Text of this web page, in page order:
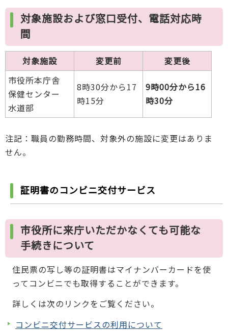
対象施設および窓口受付、電話対応時
間
対象施設 変更前
変更後
市役所本庁舎
保健センター
水道部
8時30分から17
時15分
9時00分から16
時30分
注記：職員の勤務時間、対象外の施設に変更はありま
せん。
証明書のコンビニ交付サービス
市役所に来庁いただかなくても可能な
手続きについて
住民票の写し等の証明書はマイナンバーカードを使
ってコンビニでも取得することができます。
詳しくは次のリンクをご覧ください。
コンビニ交付サービスの利用について